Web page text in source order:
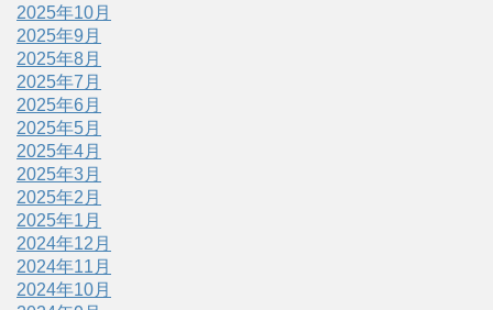
2025年10月
2025年9月
2025年8月
2025年7月
2025年6月
2025年5月
2025年4月
2025年3月
2025年2月
2025年1月
2024年12月
2024年11月
2024年10月